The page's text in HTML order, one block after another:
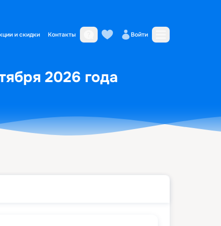
и скидки Контакты Войти
2026 года